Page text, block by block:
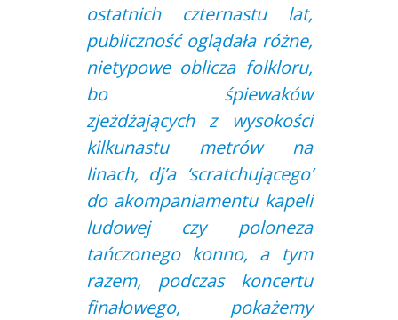
ostatnich czternastu lat,
publiczność oglądała różne,
nietypowe oblicza folkloru,
bo śpiewaków
zjeżdżających z wysokości
kilkunastu metrów na
linach, dj’a ‘scratchującego’
do akompaniamentu kapeli
ludowej czy poloneza
tańczonego konno, a tym
razem, podczas koncertu
finałowego, pokażemy